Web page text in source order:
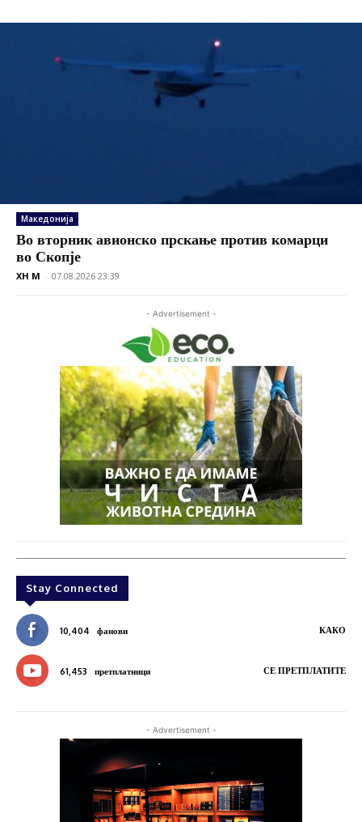
Македонија
Во вторник авионско прскање против комарци
во Скопје
XH M - 07.08.2026 23:39
- Advertisement -
Stay Connected
10,404 фанови КАКО
61,453 претплатници СЕ ПРЕТПЛАТИТЕ
- Advertisement -